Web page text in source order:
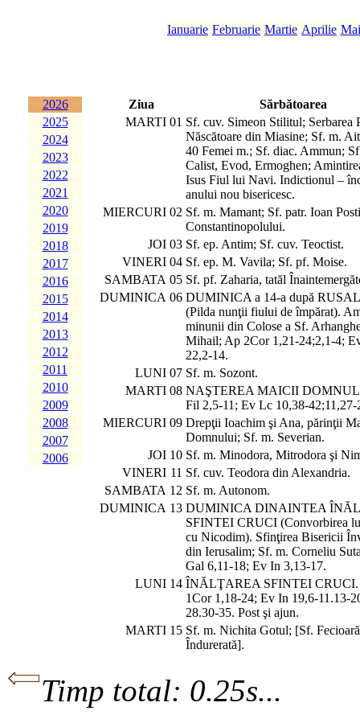
Ianuarie Februarie Martie Aprilie Mai
2026
2025
2024
2023
2022
2021
2020
2019
2018
2017
2016
2015
2014
2013
2012
2011
2010
2009
2008
2007
2006
Ziua
Sărbătoarea
MARTI 01 Sf. cuv. Simeon Stilitul; Serbarea
Născătoare din Miasine; Sf. m.
40 Femei m.; Sf. diac. Ammun;
Calist, Evod, Ermoghen;
Isus Fiul lui Navi. Indictionul –
anului nou bisericesc.
MIERCURI 02 Sf. m. Mamant; Sf. patr. Ioan
Constantinopolului.
JOI 03 Sf. ep. Antim; Sf. cuv. Teoctist.
VINERI 04 Sf. ep. M. Vavila; Sf. pf. Moise.
SAMBATA 05 Sf. pf. Zaharia, tatăl
DUMINICA 06 DUMINICA a 14-a după
(Pilda nunţii fiului de împărat).
minunii din Colose a Sf.
Mihail; Ap 2Cor 1,21-24;2,1-4;
22,2-14.
LUNI 07 Sf. m. Sozont.
MARTI 08 NAŞTEREA MAICII
Fil 2,5-11; Ev Lc 10,38-42;11,27-
MIERCURI 09 Drepţii Ioachim şi Ana, părinţii
Domnului; Sf. m. Severian.
JOI 10 Sf. m. Minodora, Mitrodora şi
VINERI 11 Sf. cuv. Teodora din Alexandria.
SAMBATA 12 Sf. m. Autonom.
DUMINICA 13 DUMINICA DINAINTEA
SFINTEI CRUCI (Convorbirea
cu Nicodim). Sfinţirea Bisericii
din Ierusalim; Sf. m. Corneliu
Gal 6,11-18; Ev In 3,13-17.
LUNI 14 ÎNĂLŢAREA SFINTEI
1Cor 1,18-24; Ev In 19,6-11.13-
28.30-35. Post şi ajun.
MARTI 15 Sf. m. Nichita Gotul; [Sf.
Îndurerată].
Timp total: 0.25s...